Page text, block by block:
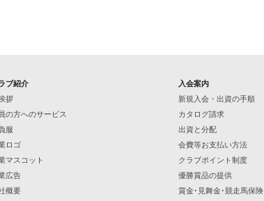
ブ紹介
拶
の方へのサービス
服
ロゴ
マスコット
広告
概要
入会案内
新規入会・出資の手順
カタログ請求
出資と分配
会費等お支払い方法
クラブポイント制度
優勝賞品の提供
賞金･見舞金･競走馬保険